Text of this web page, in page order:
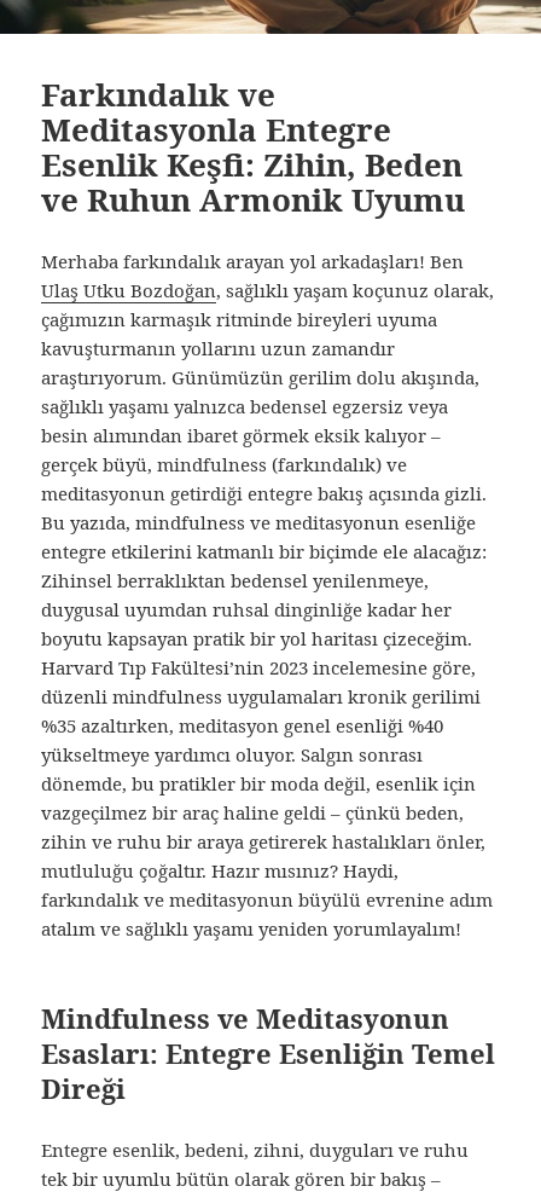
Farkındalık ve
Meditasyonla Entegre
Esenlik Keşfi: Zihin, Beden
ve Ruhun Armonik Uyumu
Merhaba farkındalık arayan yol arkadaşları! Ben
Ulaş Utku Bozdoğan, sağlıklı yaşam koçunuz olarak,
çağımızın karmaşık ritminde bireyleri uyuma
kavuşturmanın yollarını uzun zamandır
araştırıyorum. Günümüzün gerilim dolu akışında,
sağlıklı yaşamı yalnızca bedensel egzersiz veya
besin alımından ibaret görmek eksik kalıyor –
gerçek büyü, mindfulness (farkındalık) ve
meditasyonun getirdiği entegre bakış açısında gizli.
Bu yazıda, mindfulness ve meditasyonun esenliğe
entegre etkilerini katmanlı bir biçimde ele alacağız:
Zihinsel berraklıktan bedensel yenilenmeye,
duygusal uyumdan ruhsal dinginliğe kadar her
boyutu kapsayan pratik bir yol haritası çizeceğim.
Harvard Tıp Fakültesi’nin 2023 incelemesine göre,
düzenli mindfulness uygulamaları kronik gerilimi
%35 azaltırken, meditasyon genel esenliği %40
yükseltmeye yardımcı oluyor. Salgın sonrası
dönemde, bu pratikler bir moda değil, esenlik için
vazgeçilmez bir araç haline geldi – çünkü beden,
zihin ve ruhu bir araya getirerek hastalıkları önler,
mutluluğu çoğaltır. Hazır mısınız? Haydi,
farkındalık ve meditasyonun büyülü evrenine adım
atalım ve sağlıklı yaşamı yeniden yorumlayalım!
Mindfulness ve Meditasyonun
Esasları: Entegre Esenliğin Temel
Direği
Entegre esenlik, bedeni, zihni, duyguları ve ruhu
tek bir uyumlu bütün olarak gören bir bakış –